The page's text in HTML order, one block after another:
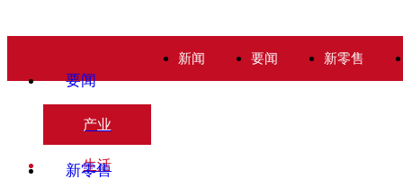
要闻
新零售
新闻 要闻 新零售
产业
生活